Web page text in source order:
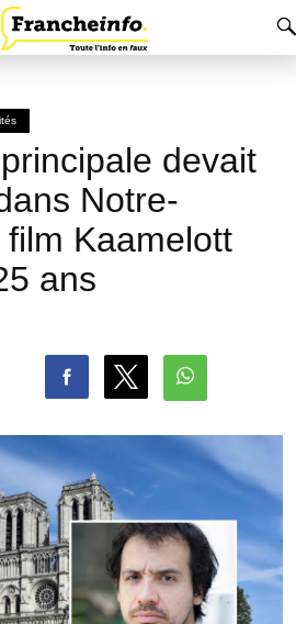
devait
Notre-
Kaamelott
ans